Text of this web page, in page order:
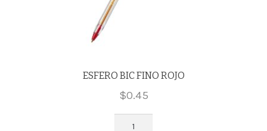
ESFERO BIC FINO ROJO
$0.45